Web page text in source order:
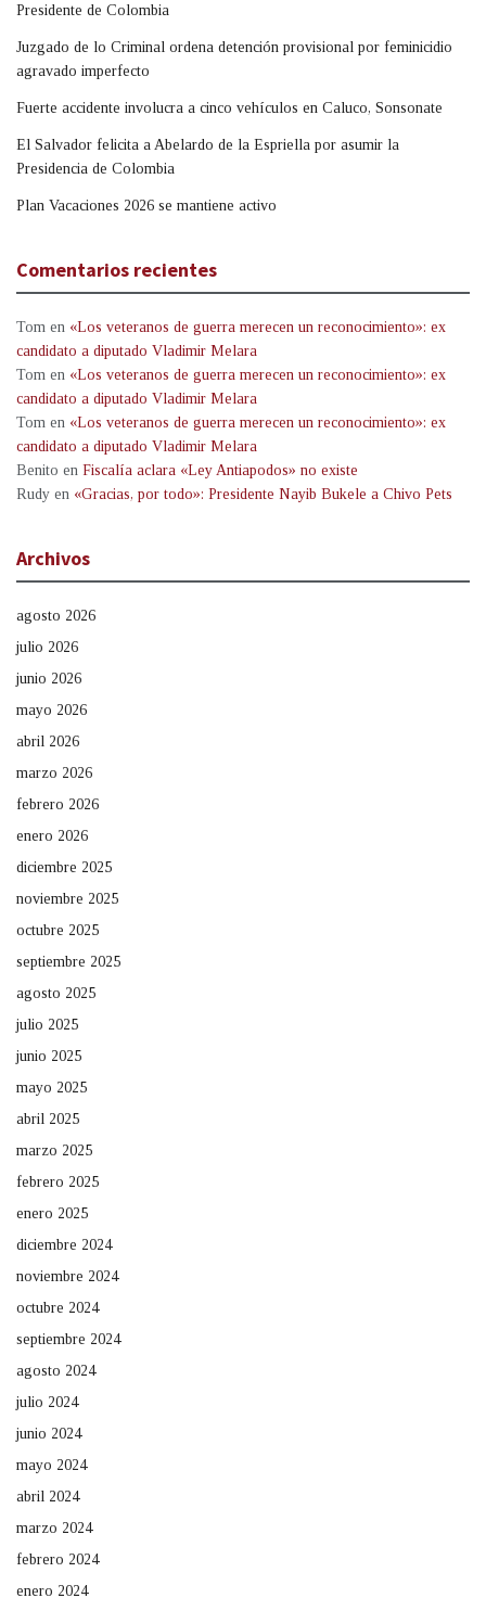
Presidente de Colombia
Juzgado de lo Criminal ordena detención provisional por feminicidio
agravado imperfecto
Fuerte accidente involucra a cinco vehículos en Caluco, Sonsonate
El Salvador felicita a Abelardo de la Espriella por asumir la
Presidencia de Colombia
Plan Vacaciones 2026 se mantiene activo
Comentarios recientes
Tom en «Los veteranos de guerra merecen un reconocimiento»: ex
candidato a diputado Vladimir Melara
Tom en «Los veteranos de guerra merecen un reconocimiento»: ex
candidato a diputado Vladimir Melara
Tom en «Los veteranos de guerra merecen un reconocimiento»: ex
candidato a diputado Vladimir Melara
Benito en Fiscalía aclara «Ley Antiapodos» no existe
Rudy en «Gracias, por todo»: Presidente Nayib Bukele a Chivo Pets
Archivos
agosto 2026
julio 2026
junio 2026
mayo 2026
abril 2026
marzo 2026
febrero 2026
enero 2026
diciembre 2025
noviembre 2025
octubre 2025
septiembre 2025
agosto 2025
julio 2025
junio 2025
mayo 2025
abril 2025
marzo 2025
febrero 2025
enero 2025
diciembre 2024
noviembre 2024
octubre 2024
septiembre 2024
agosto 2024
julio 2024
junio 2024
mayo 2024
abril 2024
marzo 2024
febrero 2024
enero 2024